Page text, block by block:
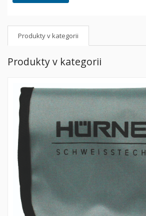
Produkty v kategorii
Produkty v kategorii